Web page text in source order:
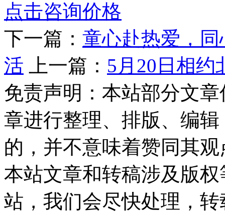
点击咨询价格
下一篇： 童心赴热爱，
活
上一篇： 5月20日相约
免责声明：本站部分文
章进行整理、排版、编
的，并不意味着赞同其
本站文章和转稿涉及版
站，我们会尽快处理，